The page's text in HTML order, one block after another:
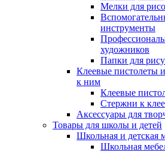
Мелки для
инструменты
художников
Папки для
Клеевые пистолеты
к ним
Клеевые
Стержни к
Аксессуары для
Товары для школы и детей
Школьная и детская
Школьная